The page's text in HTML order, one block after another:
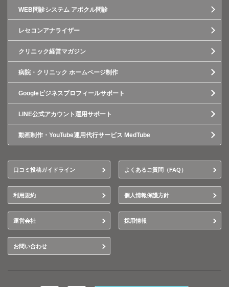
WEB問診システム アポクル問診
レセコンアナライザー
クリニック経営マガジン
病院・クリニック ホームページ制作
Googleビジネスプロフィールサポート
LINE公式アカウント運用サポート
動画制作・YouTube運用代行サービス MedTube
口コミ投稿ガイドライン よくあるご質問（FAQ）
利用規約 個人情報保護方針
運営会社 採用情報
お問い合わせ